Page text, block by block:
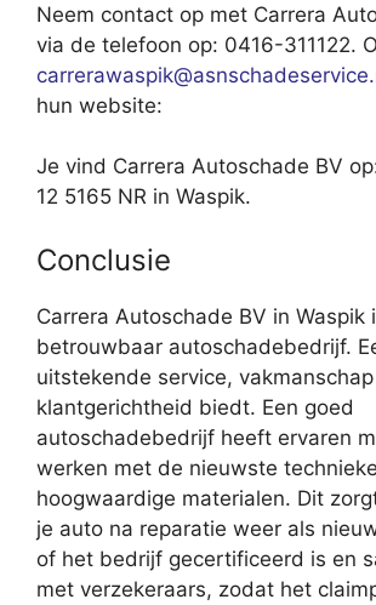
Neem contact op met Carrera
via de telefoon op: 0416-311122.
hun website:
Je vind Carrera Autoschade BV
12 5165 NR in Waspik.
Conclusie
Carrera Autoschade BV in Waspik
betrouwbaar autoschadebedrijf.
uitstekende service,
klantgerichtheid biedt. Een goed
autoschadebedrijf heeft ervaren
werken met de nieuwste
hoogwaardige materialen. Dit
je auto na reparatie weer als
of het bedrijf gecertificeerd is en
met verzekeraars, zodat het